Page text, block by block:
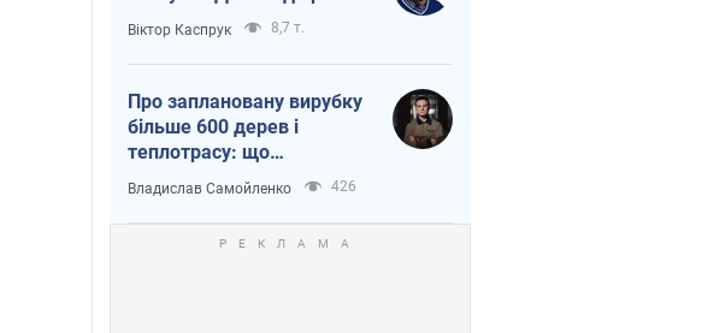
Віктор Каспрук 8,7 т.
Про заплановану вирубку
більше 600 дерев і
теплотрасу: що
відбувається на Теремках
у Києві
Владислав Самойленко 426